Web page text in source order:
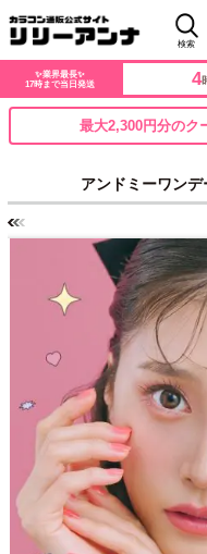
検索
✨業界最長✨
17時まで当日発送
4
最大2,300円分のク
アンドミーワン